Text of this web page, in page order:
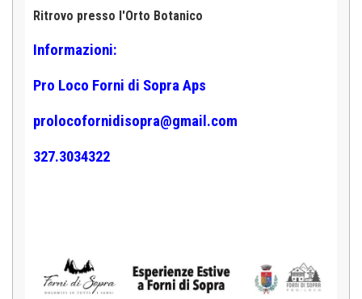
Ritrovo presso l'Orto Botanico
Informazioni:
Pro Loco Forni di Sopra Aps
prolocofornidisopra@gmail.com
327.3034322